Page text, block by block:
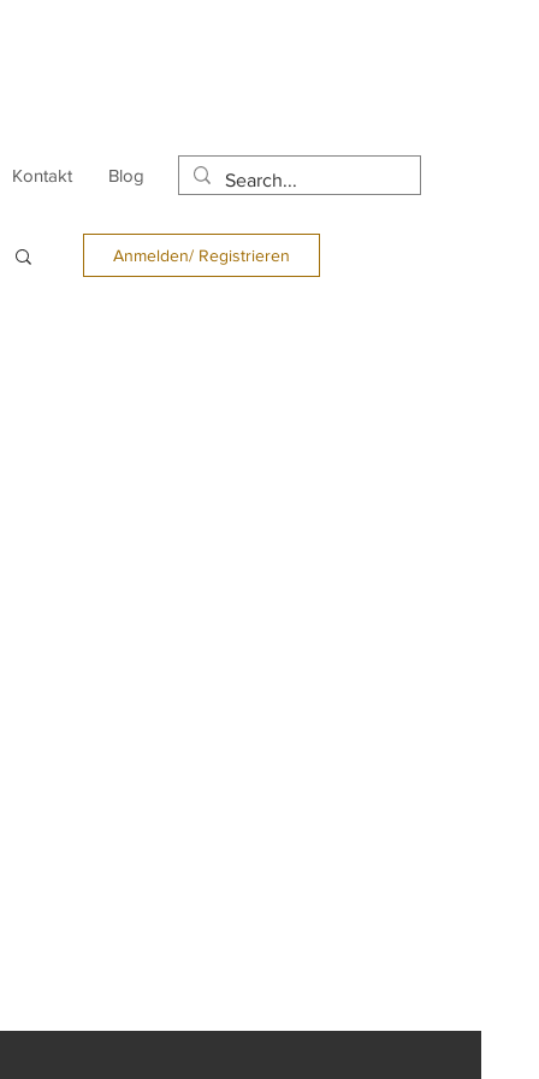
Kontakt Blog
Anmelden/ Registrieren